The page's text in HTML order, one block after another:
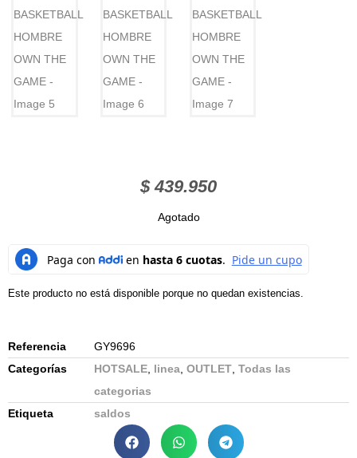
$439.950
Agotado
Este producto no está disponible porque no quedan existencias.
Referencia
GY9696
Categorías
HOTSALE, linea, OUTLET, Todas las
categorias
Etiqueta
saldos